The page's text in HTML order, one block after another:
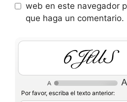
web en este navegador
que haga un comentario.
8O126
Por favor, escriba el texto anterior: